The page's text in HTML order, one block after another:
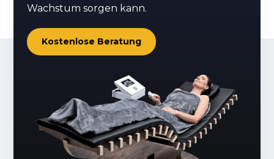
Wachstum sorgen kann.
Kostenlose Beratung